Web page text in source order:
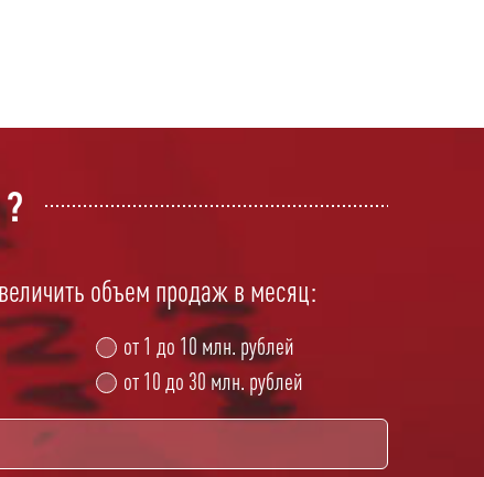
объем продаж в месяц:
от 1 до 10 млн. рублей
от 10 до 30 млн. рублей